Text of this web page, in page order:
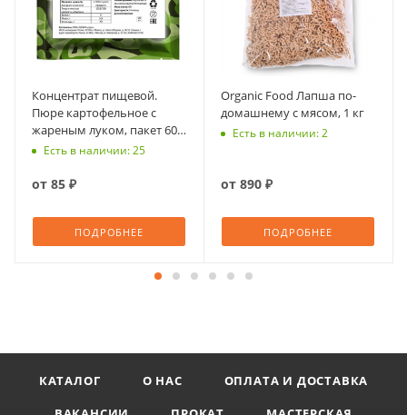
Концентрат пищевой.
Пюре картофельное с
жареным луком, пакет 60
г, Леовит
Есть в наличии: 25
от 85 ₽
ПОДРОБНЕЕ
Organic Food Лапша по-
домашнему с мясом, 1 кг
Есть в наличии: 2
от 890 ₽
ПОДРОБНЕЕ
КАТАЛОГ О НАС
ОПЛАТА И ДОСТАВКА